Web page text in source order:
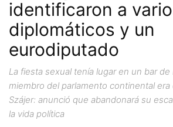
identificaron a
diplomáticos y un
eurodiputado
La fiesta sexual tenía lugar en un bar de
miembro del parlamento continental
Szájer: anunció que abandonará su
la vida política